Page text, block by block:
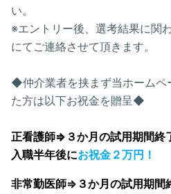
い。
※エントリー後、選考結果に関
にてご連絡させて頂きます。
◆仲介業者を挟まず当ホームペ
た方は以下お祝金を贈呈◆
正看護師⇒ ３か月の試用期間終
入職半年後にお祝金２万円 ！
非常勤医師⇒ ３か月の試用期間